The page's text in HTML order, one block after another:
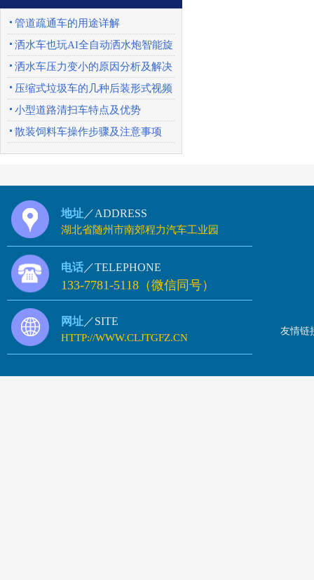
管道疏通车的用途详解
洒水车也玩AI全自动洒水炮智能旋
转喷头优势特点
洒水车压力变小的原因分析及解决
办法
压缩式垃圾车的几种后装形式视频
展示
小型道路清扫车特点及优势
散装饲料车操作步骤及注意事项
地址 ／ADDRESS
湖北省随州市南郊程力汽车工业园
电话 ／TELEPHONE
133-7781-5118（微信同号）
网址 ／SITE
HTTP://WWW.CLJTGFZ.CN
友情链